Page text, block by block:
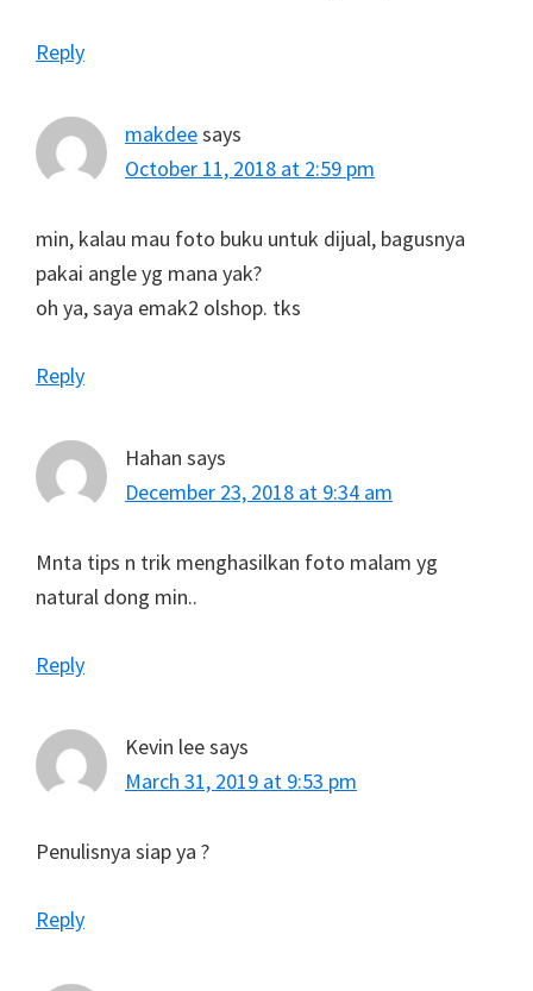
Reply
makdeesays
October 11, 2018 at 2:59 pm
min, kalau mau foto buku untuk dijual, bagusnya
pakai angle yg mana yak?
oh ya, saya emak2 olshop. tks
Reply
Hahan says
December 23, 2018 at 9:34 am
Mnta tips n trik menghasilkan foto malam yg
natural dong min..
Reply
Kevin leesays
March 31, 2019 at 9:53 pm
Penulisnya siap ya ?
Reply